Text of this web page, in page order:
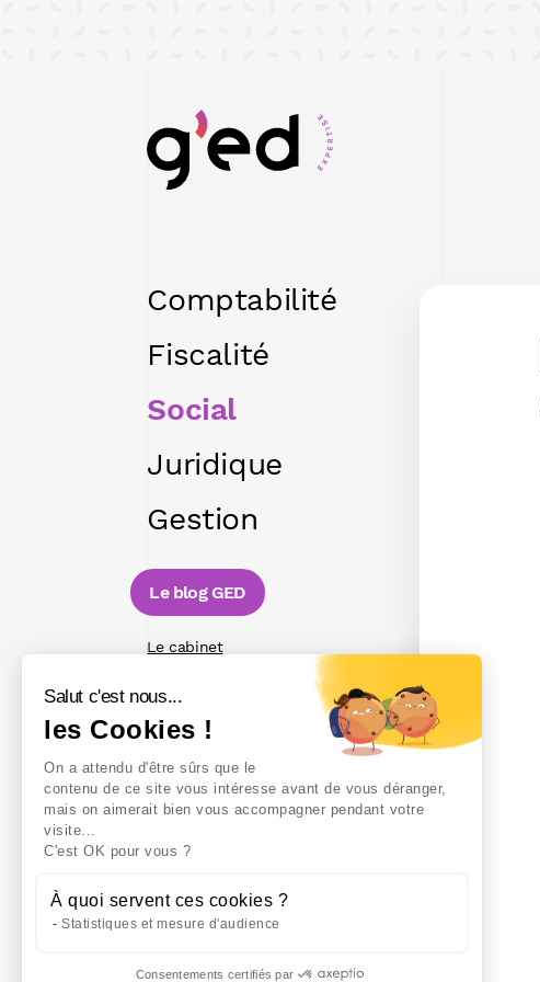
Comptabilité
Fiscalité
Social
Juridique
Gestion
Le blog GED
Le cabinet
Contact
Salut c'est nous...
les Cookies !
On a attendu d'être sûrs que le
contenu de ce site vous intéresse avant de vous déranger,
mais on aimerait bien vous accompagner pendant votre
visite...
C'est OK pour vous ?
À quoi servent ces cookies ?
Statistiques et mesure d'audience
Consentements certifiés par